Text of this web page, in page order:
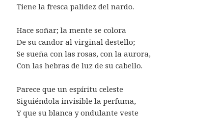
Tiene la fresca palidez del nardo.
Hace soñar; la mente se colora
De su candor al virginal destello;
Se sueña con las rosas, con la aurora,
Con las hebras de luz de su cabello.
Parece que un espíritu celeste
Siguiéndola invisible la perfuma,
Y que su blanca y ondulante veste